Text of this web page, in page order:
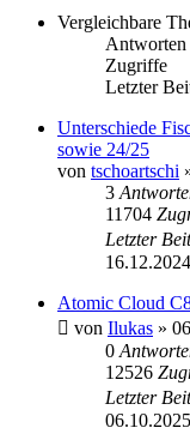
Vergleichbare
Antworten
Zugriffe
Letzter
Unterschiede
sowie 24/25
von tschoartschi
3
11704
Letzter
Atomic Cloud
von Ilukas »
0
12526
Letzter